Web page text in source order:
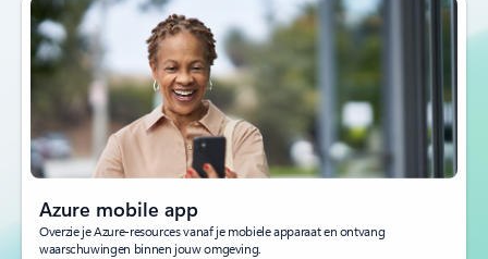
Azure mobile app
Overzie je Azure-resources vanaf je mobiele apparaat en ontvang
waarschuwingen binnen jouw omgeving.